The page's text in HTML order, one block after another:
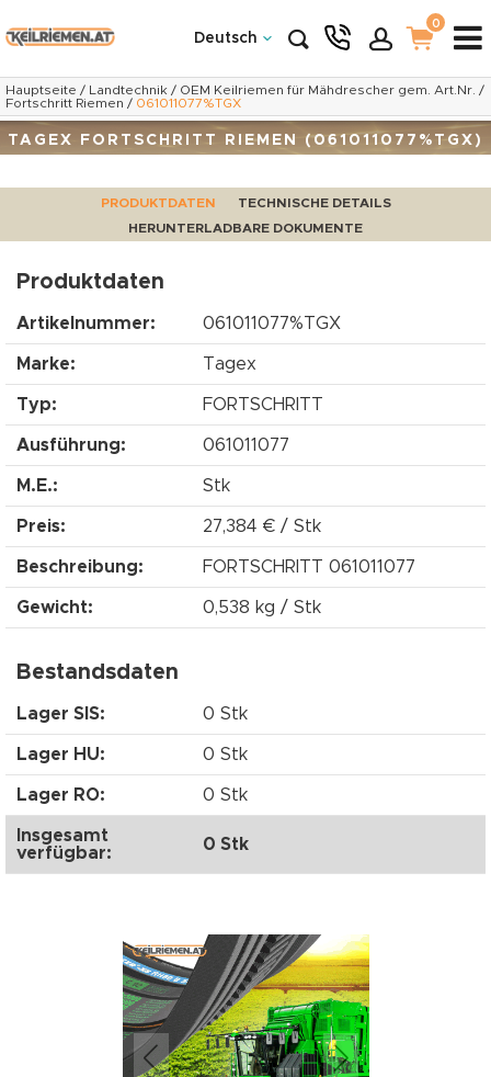
Deutsch
0
Hauptseite / Landtechnik / OEM Keilriemen für Mähdrescher gem. Art.Nr. /
Fortschritt Riemen / 061011077%TGX
TAGEX FORTSCHRITT RIEMEN (061011077%TGX)
PRODUKTDATEN
TECHNISCHE DETAILS
HERUNTERLADBARE DOKUMENTE
Produktdaten
Artikelnummer: 061011077%TGX
Marke: Tagex
Typ: FORTSCHRITT
Ausführung: 061011077
M.E.: Stk
Preis: 27,384 € / Stk
Beschreibung: FORTSCHRITT 061011077
Gewicht: 0,538 kg / Stk
Bestandsdaten
Lager SIS: 0 Stk
Lager HU: 0 Stk
Lager RO: 0 Stk
Insgesamt
verfügbar:
0 Stk